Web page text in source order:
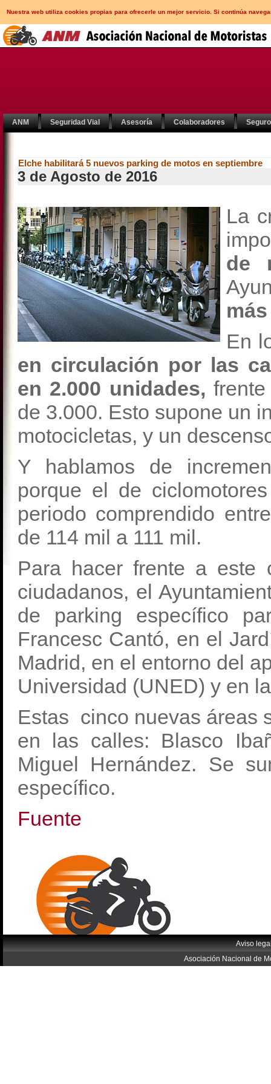
Nuestra web utiliza cookies propias para ofrecerle un mejor servicio. Si continúa
ANM Seguridad Vial Asesoría Colaboradores
Elche habilitará 5 nuevos parking de motos en septiembre
3 de Agosto de 2016
La
de
En
en circulación por las
en 2.000 unidades,
de 3.000. Esto supone un
motocicletas, y un
Y hablamos de
porque el de
periodo comprendido
de 114 mil a 111 mil.
Para hacer frente a este
ciudadanos, el
de parking específico
Francesc Cantó, en el
Madrid, en el entorno del
Universidad (UNED) y en
Estas cinco nuevas áreas
en las calles: Blasco
Miguel Hernández. Se
específico.
Fuente
Aviso
Asociación Nacional de